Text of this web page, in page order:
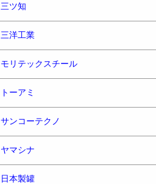
三ツ知
三洋工業
モリテックスチール
トーアミ
サンコーテクノ
ヤマシナ
日本製罐